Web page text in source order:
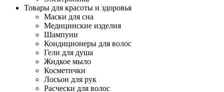
Товары для красоты и здоровья
Маски для сна
Медицинские изделия
Шампуни
Кондиционеры для волос
Гели для душа
Жидкое мыло
Косметички
Лосьон для рук
Расчески для волос